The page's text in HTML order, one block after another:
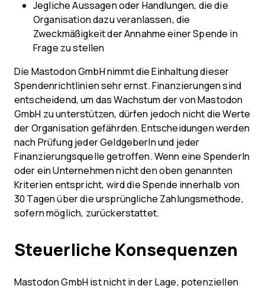
Jegliche Aussagen oder Handlungen, die die
Organisation dazu veranlassen, die
Zweckmäßigkeit der Annahme einer Spende in
Frage zu stellen
Die Mastodon GmbH nimmt die Einhaltung dieser
Spendenrichtlinien sehr ernst. Finanzierungen sind
entscheidend, um das Wachstum der von Mastodon
GmbH zu unterstützen, dürfen jedoch nicht die Werte
der Organisation gefährden. Entscheidungen werden
nach Prüfung jeder GeldgeberIn und jeder
Finanzierungsquelle getroffen. Wenn eine SpenderIn
oder ein Unternehmen nicht den oben genannten
Kriterien entspricht, wird die Spende innerhalb von
30 Tagen über die ursprüngliche Zahlungsmethode,
sofern möglich, zurückerstattet.
Steuerliche Konsequenzen
Mastodon GmbH ist nicht in der Lage, potenziellen